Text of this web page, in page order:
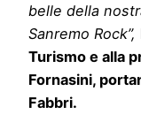
belle della
Sanremo Rock”,
Turismo e alla
Fornasini,
Fabbri.